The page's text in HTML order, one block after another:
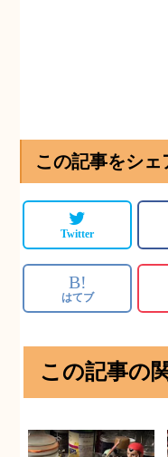
この記事をシェ
Twitter
B!
はてブ
この記事の